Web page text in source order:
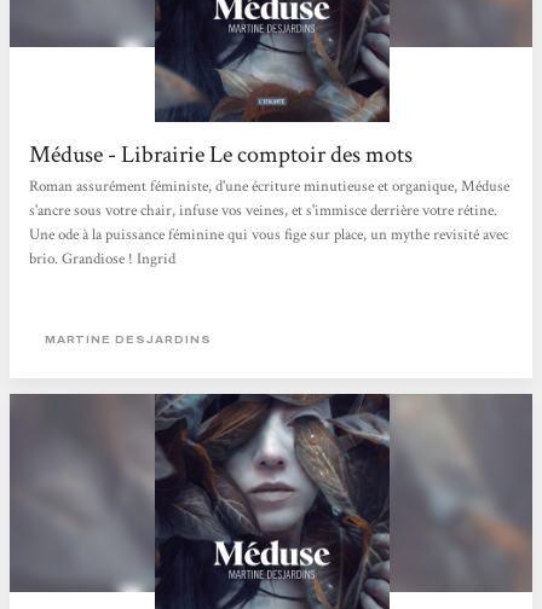
Méduse - Librairie Le comptoir des mots
Roman assurément féministe, d'une écriture minutieuse et organique, Méduse
s'ancre sous votre chair, infuse vos veines, et s'immisce derrière votre rétine.
Une ode à la puissance féminine qui vous fige sur place, un mythe revisité avec
brio. Grandiose ! Ingrid
MARTINE DESJARDINS